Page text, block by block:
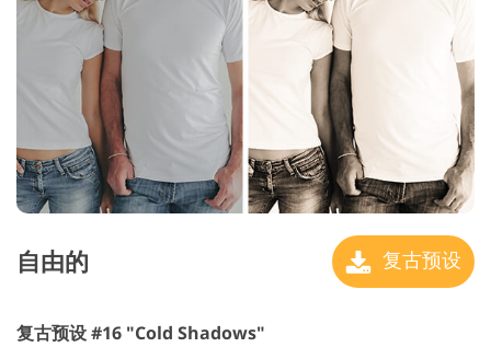
自由的 复古预设
复古预设 #16 "Cold Shadows"